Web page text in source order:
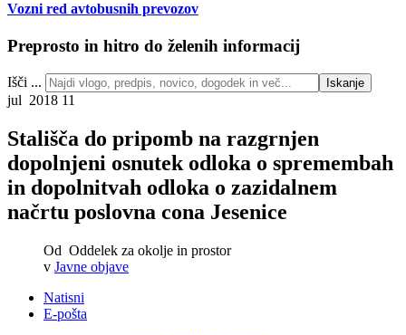
Vozni red avtobusnih prevozov
Preprosto in hitro do želenih informacij
Išči ... Iskanje
jul 2018 11
Stališča do pripomb na razgrnjen
dopolnjeni osnutek odloka o spremembah
in dopolnitvah odloka o zazidalnem
načrtu poslovna cona Jesenice
Od Oddelek za okolje in prostor
v Javne objave
Natisni
E-pošta